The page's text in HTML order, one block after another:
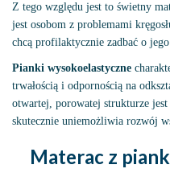
Z tego względu jest to świetny
jest osobom z problemami
chcą profilaktycznie zadbać o
Pianki wysokoelastyczne
trwałością i odpornością na
otwartej, porowatej strukturze
skutecznie uniemożliwia rozwój
Materac z